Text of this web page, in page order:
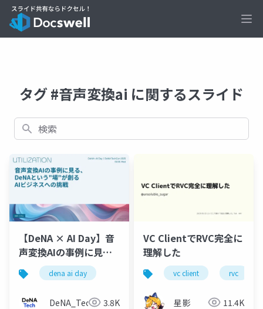
タグ #音声変換ai に関するスライド
検索
【DeNA × AI Day】音
声変換AIの事例に見
る、DeNAという_場_
が創るAIビジネスへの
dena ai day
DeNA_Tech 3.8K
VC ClientでRVC完全に
理解した
vc client rvc
星影 11.4K